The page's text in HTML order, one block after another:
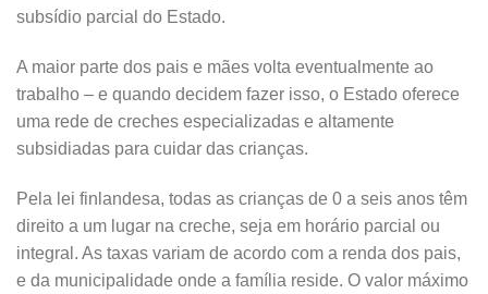
subsídio parcial do Estado.
A maior parte dos pais e mães volta eventualmente ao
trabalho – e quando decidem fazer isso, o Estado oferece
uma rede de creches especializadas e altamente
subsidiadas para cuidar das crianças.
Pela lei finlandesa, todas as crianças de 0 a seis anos têm
direito a um lugar na creche, seja em horário parcial ou
integral. As taxas variam de acordo com a renda dos pais,
e da municipalidade onde a família reside. O valor máximo